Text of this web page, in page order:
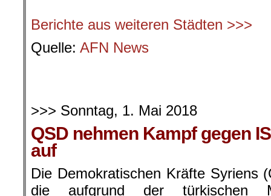
Berichte aus weiteren Städten >>>
Quelle: AFN News
>>> Sonntag, 1. Mai 2018
QSD nehmen Kampf gegen
auf
Die Demokratischen Kräfte Syriens
die aufgrund der türkischen